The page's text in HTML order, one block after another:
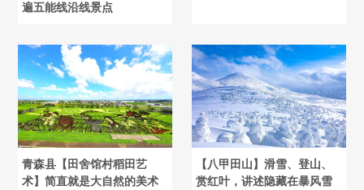
遍五能线沿线景点
青森县【田舍馆村稻田艺
术】简直就是大自然的美术
【八甲田山】滑雪、登山、
赏红叶，讲述隐藏在暴风雪